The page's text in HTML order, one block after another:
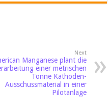
Next
Manganese plant die
einer metrischen
Tonne Kathoden-
Ausschussmaterial in einer
Pilotanlage